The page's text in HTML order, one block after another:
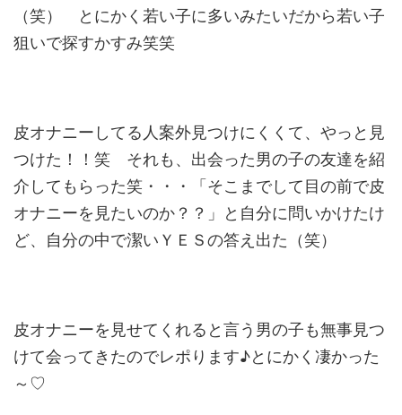
（笑） とにかく若い子に多いみたいだから若い子
狙いで探すかすみ笑笑
皮オナニーしてる人案外見つけにくくて、やっと見
つけた！！笑 それも、出会った男の子の友達を紹
介してもらった笑・・・「そこ までして目の前で皮
オナニーを見たいのか？？」と自分に問いかけたけ
ど、自分の中で潔いＹＥＳの答え出た（笑）
皮オナニーを見せてくれると言う男の子も無事見つ
けて会ってきたのでレポります♪とにかく凄かった
～♡